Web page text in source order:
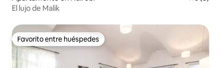
El lujo de Malik
Favorito entre huéspedes
Favorito entre huéspedes